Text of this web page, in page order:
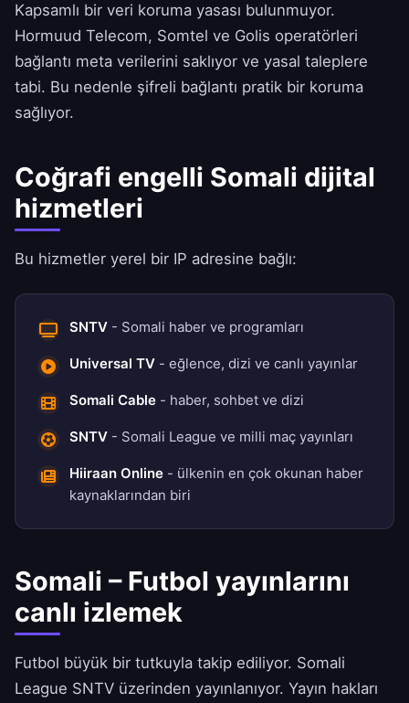
Kapsamlı bir veri koruma yasası bulunmuyor.
Hormuud Telecom, Somtel ve Golis operatörleri
bağlantı meta verilerini saklıyor ve yasal taleplere
tabi. Bu nedenle şifreli bağlantı pratik bir koruma
sağlıyor.
Coğrafi engelli Somali dijital
hizmetleri
Bu hizmetler yerel bir IP adresine bağlı:
SNTV - Somali haber ve programları
Universal TV - eğlence, dizi ve canlı yayınlar
Somali Cable - haber, sohbet ve dizi
SNTV - Somali League ve milli maç yayınları
Hiiraan Online - ülkenin en çok okunan haber
kaynaklarından biri
Somali – Futbol yayınlarını
canlı izlemek
Futbol büyük bir tutkuyla takip ediliyor. Somali
League SNTV üzerinden yayınlanıyor. Yayın hakları